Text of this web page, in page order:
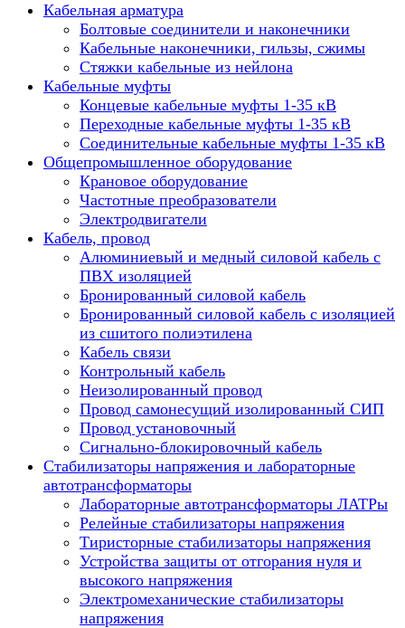
Кабельная арматура
Болтовые соединители и наконечники
Кабельные наконечники, гильзы, сжимы
Стяжки кабельные из нейлона
Кабельные муфты
Концевые кабельные муфты 1-35 кВ
Переходные кабельные муфты 1-35 кВ
Соединительные кабельные муфты 1-35 кВ
Общепромышленное оборудование
Крановое оборудование
Частотные преобразователи
Электродвигатели
Кабель, провод
Алюминиевый и медный силовой кабель с
ПВХ изоляцией
Бронированный силовой кабель
Бронированный силовой кабель с изоляцией
из сшитого полиэтилена
Кабель связи
Контрольный кабель
Неизолированный провод
Провод самонесущий изолированный СИП
Провод установочный
Сигнально-блокировочный кабель
Стабилизаторы напряжения и лабораторные
автотрансформаторы
Лабораторные автотрансформаторы ЛАТРы
Релейные стабилизаторы напряжения
Тиристорные стабилизаторы напряжения
Устройства защиты от отгорания нуля и
высокого напряжения
Электромеханические стабилизаторы
напряжения